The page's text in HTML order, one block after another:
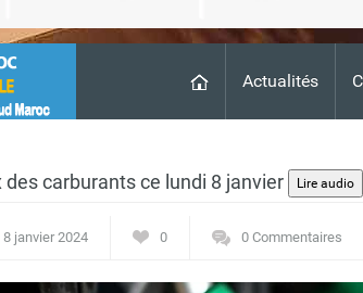
Actualités
carburants ce lundi 8 janvier
8 janvier 2024 0 0 Commentaires